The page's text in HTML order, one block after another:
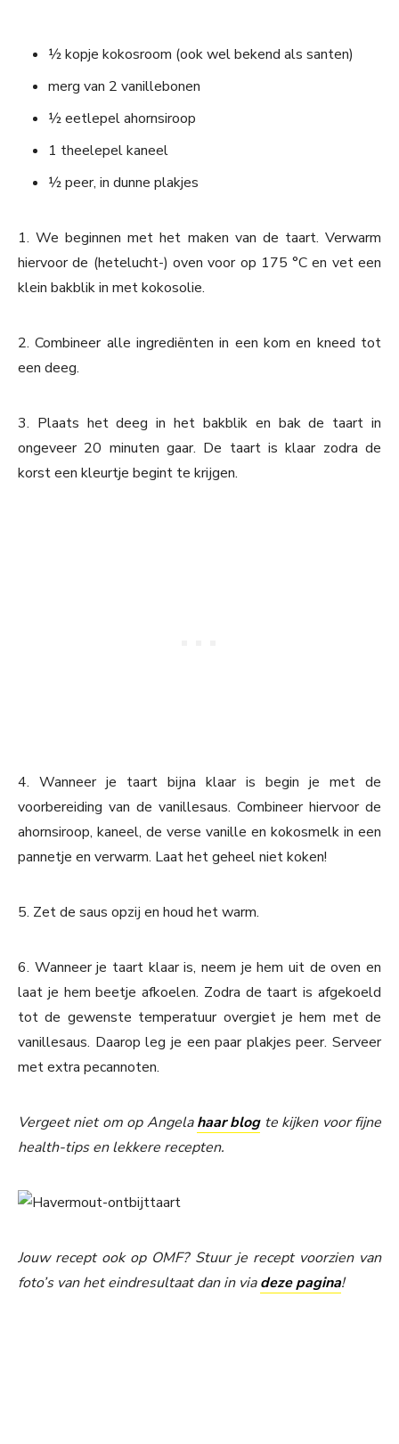
½ kopje kokosroom (ook wel bekend als santen)
merg van 2 vanillebonen
½ eetlepel ahornsiroop
1 theelepel kaneel
½ peer, in dunne plakjes
1. We beginnen met het maken van de taart. Verwarm
hiervoor de (hetelucht-) oven voor op 175 °C en vet een
klein bakblik in met kokosolie.
2. Combineer alle ingrediënten in een kom en kneed tot
een deeg.
3. Plaats het deeg in het bakblik en bak de taart in
ongeveer 20 minuten gaar. De taart is klaar zodra de
korst een kleurtje begint te krijgen.
4. Wanneer je taart bijna klaar is begin je met de
voorbereiding van de vanillesaus. Combineer hiervoor de
ahornsiroop, kaneel, de verse vanille en kokosmelk in een
pannetje en verwarm. Laat het geheel niet koken!
5. Zet de saus opzij en houd het warm.
6. Wanneer je taart klaar is, neem je hem uit de oven en
laat je hem beetje afkoelen. Zodra de taart is afgekoeld
tot de gewenste temperatuur overgiet je hem met de
vanillesaus. Daarop leg je een paar plakjes peer. Serveer
met extra pecannoten.
Vergeet niet om op Angelahaar blogte kijken voor fijne
health-tips en lekkere recepten.
Jouw recept ook op OMF? Stuur je recept voorzien van
foto’s van het eindresultaat dan in viadeze pagina!